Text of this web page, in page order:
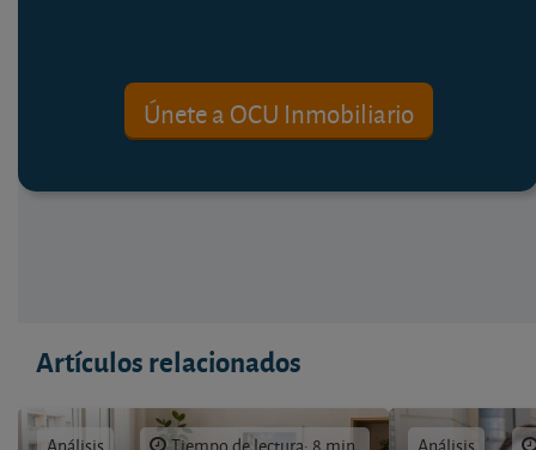
Únete a OCU Inmobiliario
Artículos relacionados
Análisis Tiempo de lectura: 8 min. Análisis